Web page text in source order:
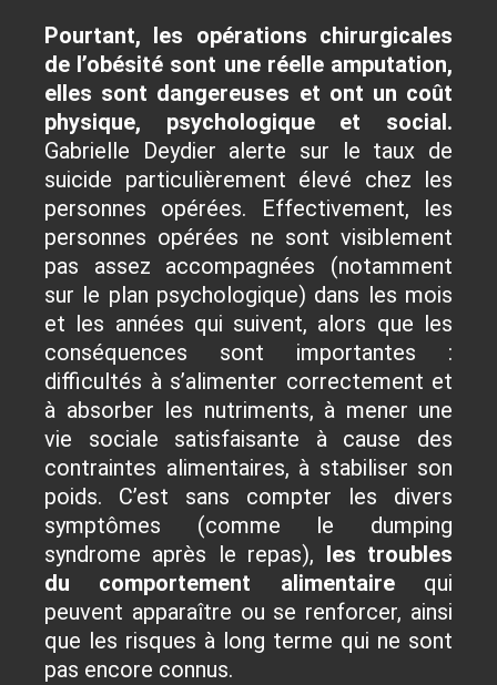
Pourtant, les opérations chirurgicales
de l’obésité sont une réelle amputation,
elles sont dangereuses et ont un coût
physique, psychologique et social.
Gabrielle Deydier alerte sur le taux de
suicide particulièrement élevé chez les
personnes opérées. Effectivement, les
personnes opérées ne sont visiblement
pas assez accompagnées (notamment
sur le plan psychologique) dans les mois
et les années qui suivent, alors que les
conséquences sont importantes :
difficultés à s’alimenter correctement et
à absorber les nutriments, à mener une
vie sociale satisfaisante à cause des
contraintes alimentaires, à stabiliser son
poids. C’est sans compter les divers
symptômes (comme le dumping
syndrome après le repas), les troubles
du comportement alimentairequi
peuvent apparaître ou se renforcer, ainsi
que les risques à long terme qui ne sont
pas encore connus.